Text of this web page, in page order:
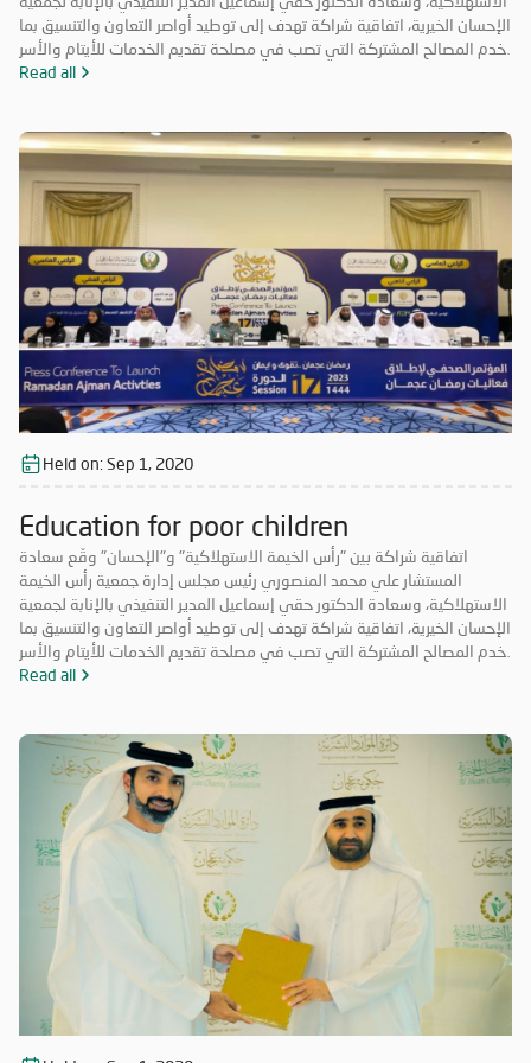
الإحسان الخيرية، اتفاقية شراكة تهدف إلى توطيد أواصر التعاون والتنسيق بما
يخدم المصالح المشتركة التي تصب في مصلحة تقديم الخدمات للأيتام والأسر
المحتاجة والمتعففة ودعم الحالات الإنسانية، إضافة إلى أهمية ترسيخ علاقة
Read all
Held on:Sep 1, 2020
Education for poor children
اتفاقية شراكة بين "رأس الخيمة الاستهلاكية" و"الإحسان" وقّع سعادة
المستشار علي محمد المنصوري رئيس مجلس إدارة جمعية رأس الخيمة
الاستهلاكية، وسعادة الدكتور حقي إسماعيل المدير التنفيذي بالإنابة لجمعية
الإحسان الخيرية، اتفاقية شراكة تهدف إلى توطيد أواصر التعاون والتنسيق بما
يخدم المصالح المشتركة التي تصب في مصلحة تقديم الخدمات للأيتام والأسر
المحتاجة والمتعففة ودعم الحالات الإنسانية، إضافة إلى أهمية ترسيخ علاقة
Read all